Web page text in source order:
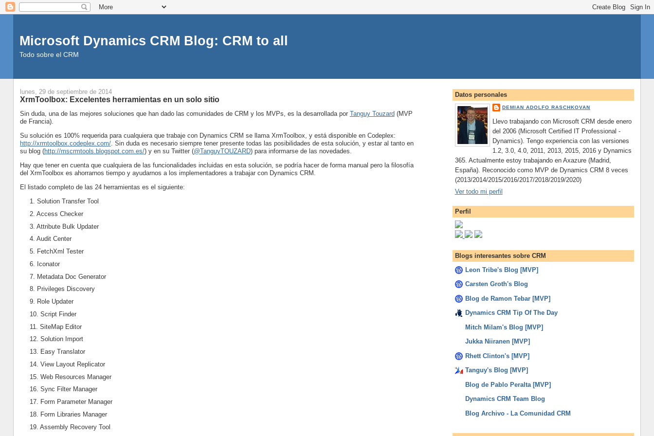
Microsoft Dynamics CRM Blog: CRM to all
Todo sobre el CRM
lunes, 29 de septiembre de 2014
XrmToolbox: Excelentes herramientas en un solo sitio
Sin duda, una de las mejores soluciones que han dado las comunidades de CRM y los MVPs, es la desarrollada por Tanguy Touzard (MVP
de Francia).
Su solución es 100% requerida para cualquiera que trabaje con Dynamics CRM se llama XrmToolbox, y está disponible en Codeplex:
http://xrmtoolbox.codeplex.com/. Sin duda es necesario siempre tener presente todas las posibilidades de esta solución, y estar al tanto en
su blog (http://mscrmtools.blogspot.com.es/) y en su Twitter (@TanguyTOUZARD) para informarse de las novedades.
Hay que tener en cuenta que cualquiera de las funcionalidades incluidas en esta solución, se podría hacer de forma manual pero la filosofía
del XrmToolbox es ahorrarnos tiempo y ayudarnos a los implementadores a trabajar con Dynamics CRM.
El listado completo de las 24 herramientas es el siguiente:
1. Solution Transfer Tool
2. Access Checker
3. Attribute Bulk Updater
4. Audit Center
5. FetchXml Tester
6. Iconator
7. Metadata Doc Generator
8. Privileges Discovery
9. Role Updater
10. Script Finder
11. SiteMap Editor
12. Solution Import
13. Easy Translator
14. View Layout Replicator
15. Web Resources Manager
16. Sync Filter Manager
17. Form Parameter Manager
18. Form Libraries Manager
19. Assembly Recovery Tool
Datos personales
DEMIAN ADOLFO RASCHKOVAN
Llevo trabajando con Microsoft CRM desde enero
del 2006 (Microsoft Certified IT Professional -
Dynamics). Tengo experiencia con las versiones
1.2, 3.0, 4.0, 2011, 2013, 2015, 2016 y Dynamics
365. Actualmente estoy trabajando en Axazure (Madrid,
España). Reconocido como MVP de Dynamics CRM 8 veces
(2013/2014/2015/2016/2017/2018/2019/2020)
Ver todo mi perfil
Perfil
Blogs interesantes sobre CRM
Leon Tribe's Blog [MVP]
Carsten Groth's Blog
Blog de Ramon Tebar [MVP]
Dynamics CRM Tip Of The Day
Mitch Milam's Blog [MVP]
Jukka Niiranen [MVP]
Rhett Clinton's [MVP]
Tanguy's Blog [MVP]
Blog de Pablo Peralta [MVP]
Dynamics CRM Team Blog
Blog Archivo - La Comunidad CRM